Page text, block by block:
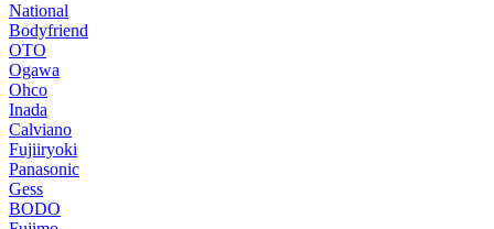
National
Bodyfriend
OTO
Ogawa
Ohco
Inada
Calviano
Fujiiryoki
Panasonic
Gess
BODO